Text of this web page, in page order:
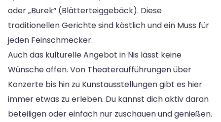
oder „Burek“ (Blätterteiggebäck). Diese
traditionellen Gerichte sind köstlich und ein Muss für
jeden Feinschmecker.
Auch das kulturelle Angebot in Nis lässt keine
Wünsche offen. Von Theateraufführungen über
Konzerte bis hin zu Kunstausstellungen gibt es hier
immer etwas zu erleben. Du kannst dich aktiv daran
beteiligen oder einfach nur zuschauen und genießen.